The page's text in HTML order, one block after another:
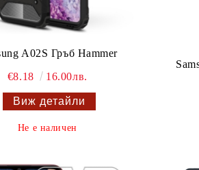
A02S Гръб Hammer
€8.18 16.00лв.
Виж детайли
Не е наличен